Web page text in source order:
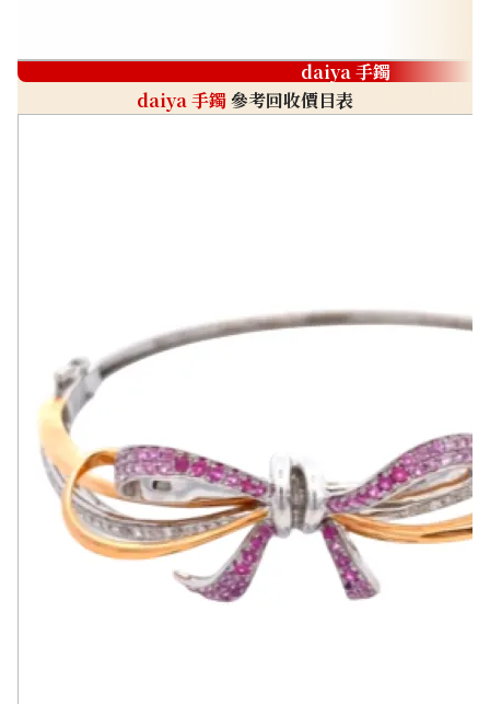
daiya 手鐲
daiya 手鐲參考回收價目表